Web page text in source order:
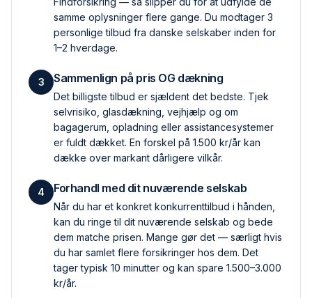
samme oplysninger flere gange. Du modtager 3
personlige tilbud fra danske selskaber inden for
1–2 hverdage.
3 Sammenlign på pris OG dækning
Det billigste tilbud er sjældent det bedste. Tjek
selvrisiko, glas­dækning, vejhjælp og om
bagagerum, opladning eller assistance­systemer
er fuldt dækket. En forskel på 1.500 kr/år kan
dække over markant dårligere vilkår.
4 Forhandl med dit nuværende selskab
Når du har et konkret konkurrent­tilbud i hånden,
kan du ringe til dit nuværende selskab og bede
dem matche prisen. Mange gør det — særligt hvis
du har samlet flere forsikringer hos dem. Det
tager typisk 10 minutter og kan spare 1.500–3.000
kr/år.